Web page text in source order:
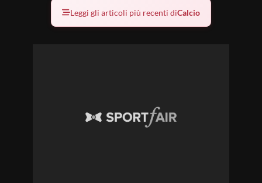
Leggi gli articoli più recenti diCalcio